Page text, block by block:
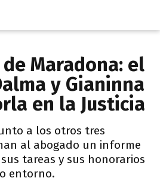
Maradona: el
y Gianinna
en la Justicia
a los otros tres
al abogado un informe
tareas y sus honorarios
entorno.